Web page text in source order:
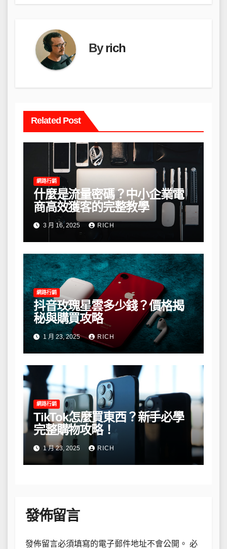
Byrich
Related Post
網路行銷
什麼是流量密碼？中小企業電
商高效獲客的完整教學
3 月 16, 2025 RICH
網路行銷
抖音玫瑰星雲多少錢？價格揭
秘與購買攻略
1 月 23, 2025 RICH
網路行銷
TikTok怎麼買東西？新手必學
完整購物攻略！
1 月 23, 2025 RICH
發佈留言
發佈留言必須填寫的電子郵件地址不會公開。 必